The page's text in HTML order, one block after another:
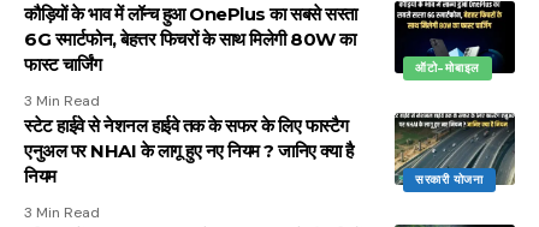
ऑटो-मोबाइल
कौड़ियों के भाव में लॉन्च हुआ OnePlus का सबसे सस्ता
6G स्मार्टफोन, बेहत्तर फिचरों के साथ मिलेगी 80W का
फास्ट चार्जिंग
3 Min Read
सरकारी योजना
स्टेट हाईवे से नेशनल हाईवे तक के सफर के लिए फास्टैग
एनुअल पर NHAI के लागू हुए नए नियम ? जानिए क्या है
नियम
3 Min Read